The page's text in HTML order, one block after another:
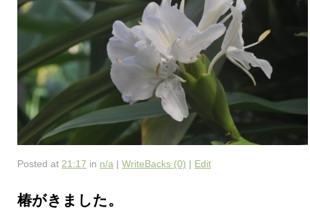
Posted at 21:17 in n/a | WriteBacks (0) | Edit
椿がきました。